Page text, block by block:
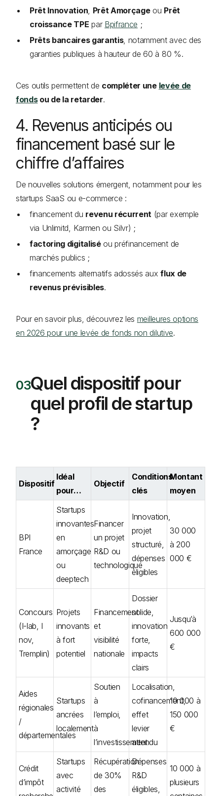
Prêt Innovation Prêt Amorçageou Prêt
croissance TPE par Bpifrance ;
Prêts bancaires garantis, notamment avec des
garanties publiques à hauteur de 60 à 80 %.
Ces outils permettent de compléter une levée de
fondsou de la retarder.
4. Revenus anticipés ou
financement basé sur le
chiffre d’affaires
De nouvelles solutions émergent, notamment pour les
startups SaaS ou e-commerce :
financement du revenu récurrent (par exemple
via Unlimitd, Karmen ou Silvr) ;
factoring digitaliséou préfinancement de
marchés publics ;
financements alternatifs adossés auxflux de
revenus prévisibles.
Pour en savoir plus, découvrez les meilleures options
en 2026 pour une levée de fonds non dilutive.
Quel dispositif pour
quel profil de startup
?
Dispositif
Idéal
pour…
Objectif
Conditions
clés
Montant
moyen
BPI
France
Startups
innovantes
en
amorçage
ou
deeptech
Financer
un projet
R&D ou
technologique
Innovation,
projet
structuré,
dépenses
éligibles
30 000
à 200
000 €
Concours
(I-lab, I
nov,
Tremplin)
Projets
innovants
à fort
potentiel
Financement
et
visibilité
nationale
Dossier
solide,
innovation
forte,
impacts
clairs
Jusqu’à
600 000
€
Aides
régionales
/
départementales
Startups
ancrées
localement
Soutien
à
l’emploi,
à
l’investissement
Localisation,
cofinancement,
effet
levier
attendu
10 000 à
150 000
€
Crédit
d’impôt
Startups
avec
activité
Récupération
de 30%
des
Dépenses
R&D
éligibles,
10 000 à
plusieurs